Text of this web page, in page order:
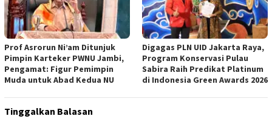
Prof Asrorun Ni’am Ditunjuk
Pimpin Karteker PWNU Jambi,
Pengamat: Figur Pemimpin
Muda untuk Abad Kedua NU
Digagas PLN UID Jakarta Raya,
Program Konservasi Pulau
Sabira Raih Predikat Platinum
di Indonesia Green Awards 2026
Tinggalkan Balasan